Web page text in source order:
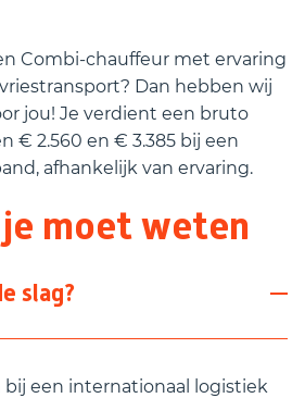
Combi-chauffeur met ervaring
Dan hebben wij
jou! Je verdient een bruto
€ 2.560 en € 3.385 bij een
afhankelijk van ervaring.
moet weten
slag?
een internationaal logistiek